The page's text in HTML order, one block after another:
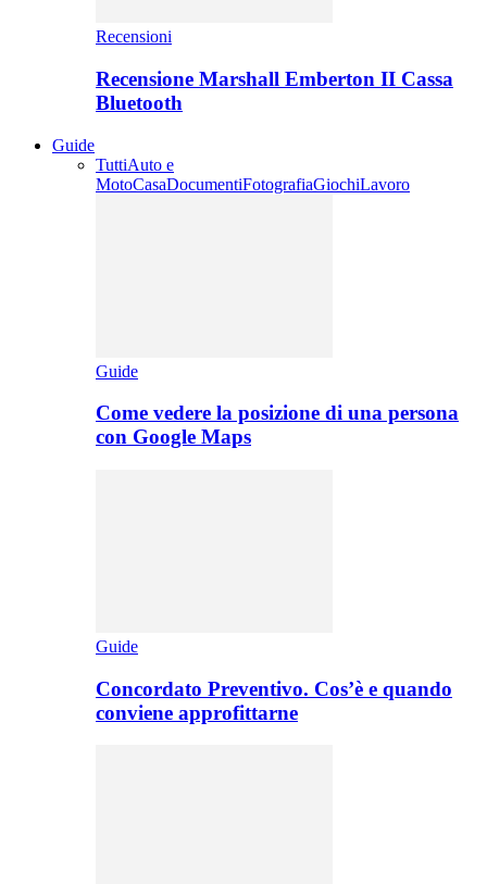
Recensioni
Recensione Marshall Emberton II Cassa
Bluetooth
Guide
TuttiAuto e
MotoCasaDocumentiFotografiaGiochiLavoro
Guide
Come vedere la posizione di una persona
con Google Maps
Guide
Concordato Preventivo. Cos’è e quando
conviene approfittarne